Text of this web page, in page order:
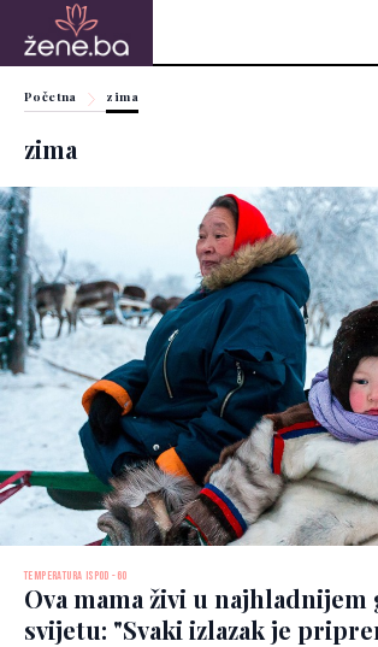
Početna zima
zima
TEMPERATURA ISPOD -60
Ova mama živi u najhladnijem
svijetu: "Svaki izlazak je